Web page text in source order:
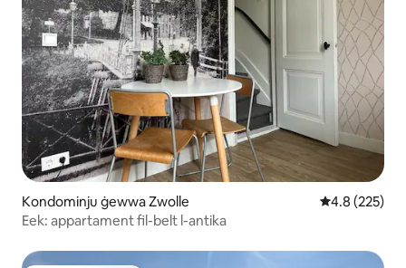
Kondominju ġewwa Zwolle Rating
4.8 (225)
Eek: appartament fil-belt l-antika